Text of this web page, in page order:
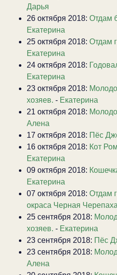
Дарья
26 октября 2018: Отдам
Екатерина
25 октября 2018: Отдам
Екатерина
24 октября 2018:
Екатерина
23 октября 2018:
хозяев. - Екатерина
21 октября 2018:
Алена
17 октября 2018: Пёс
16 октября 2018: Кот
Екатерина
09 октября 2018:
Екатерина
07 октября 2018: Отдам
окраса Черная Черепаха
25 сентября 2018:
хозяев. - Екатерина
23 сентября 2018: Пёс
23 сентября 2018:
Алена